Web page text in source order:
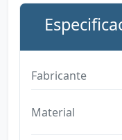
Fabricante
Material